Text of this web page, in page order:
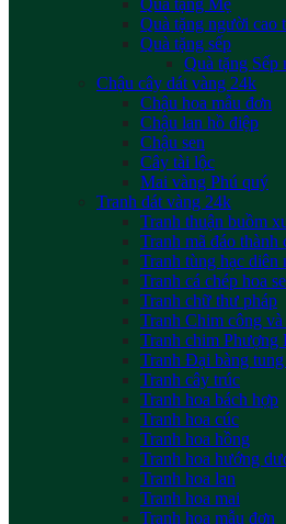
Quà tặng Mẹ
Quà tặng người cao
Quà tặng sếp
Quà tặng Sếp
Chậu cây dát vàng 24k
Chậu hoa mẫu đơn
Chậu lan hồ điệp
Chậu sen
Cây tài lộc
Mai vàng Phú quý
Tranh dát vàng 24k
Tranh thuận buồm
Tranh mã đáo thành
Tranh tùng hạc diên
Tranh cá chép hoa
Tranh chữ thư pháp
Tranh Chim công
Tranh chim Phượng
Tranh Đại bàng tung
Tranh cây trúc
Tranh hoa bách hợp
Tranh hoa cúc
Tranh hoa hồng
Tranh hoa hướng
Tranh hoa lan
Tranh hoa mai
Tranh hoa mẫu đơn